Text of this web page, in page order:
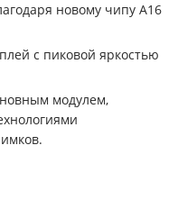
новому чипу A16
с пиковой яркостью
модулем,